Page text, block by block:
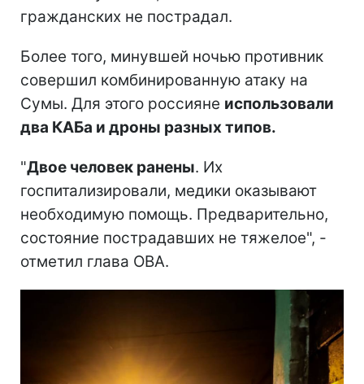
гражданских не пострадал.
Более того, минувшей ночью противник
совершил комбинированную атаку на
Сумы. Для этого россияне использовали
два КАБа и дроны разных типов.
"Двое человек ранены. Их
госпитализировали, медики оказывают
необходимую помощь. Предварительно,
состояние пострадавших не тяжелое", -
отметил глава ОВА.